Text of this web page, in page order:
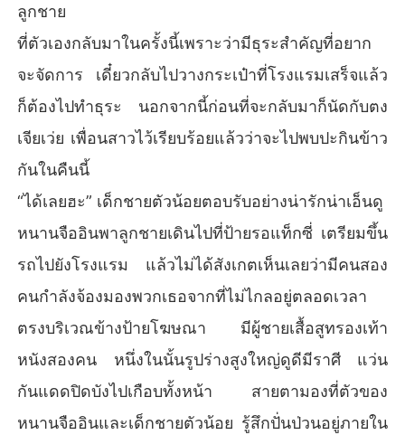
ลูกชาย
ที่ตัวเองกลับมาในครั้งนี้เพราะว่ามีธุระสำคัญที่อยาก
จะจัดการ เดี๋ยวกลับไปวางกระเป๋าที่โรงแรมเสร็จแล้ว
ก็ต้องไปทำธุระ นอกจากนี้ก่อนที่จะกลับมาก็นัดกับตง
เจียเว่ย เพื่อนสาวไว้เรียบร้อยแล้วว่าจะไปพบปะกินข้าว
กันในคืนนี้
“ได้เลยฮะ” เด็กชายตัวน้อยตอบรับอย่างน่ารักน่าเอ็นดู
หนานจืออินพาลูกชายเดินไปที่ป้ายรอแท็กซี่ เตรียมขึ้น
รถไปยังโรงแรม แล้วไม่ได้สังเกตเห็นเลยว่ามีคนสอง
คนกำลังจ้องมองพวกเธอจากที่ไม่ไกลอยู่ตลอดเวลา
ตรงบริเวณข้างป้ายโฆษณา มีผู้ชายเสื้อสูทรองเท้า
หนังสองคน หนึ่งในนั้นรูปร่างสูงใหญ่ดูดีมีราศี แว่น
กันแดดปิดบังไปเกือบทั้งหน้า สายตามองที่ตัวของ
หนานจืออินและเด็กชายตัวน้อย รู้สึกปั่นป่วนอยู่ภายใน